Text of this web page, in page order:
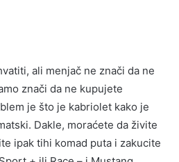
ali menjač ne znači da ne
znači da ne kupujete
je što je kabriolet kako je
Dakle, moraćete da živite
ipak tihi komad puta i zakucite